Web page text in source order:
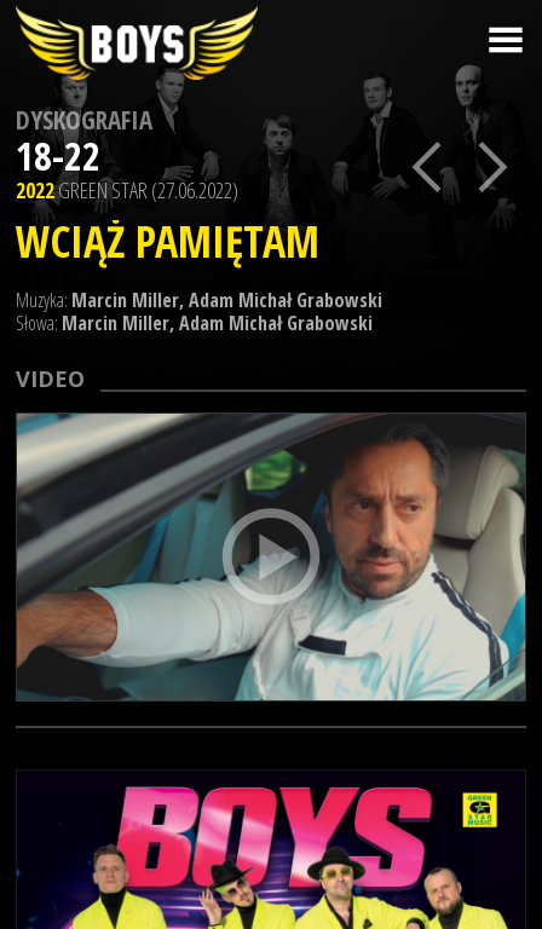
DYSKOGRAFIA
18-22
2022GREEN STAR (27.06.2022)
WCIĄŻ PAMIĘTAM
Muzyka: Marcin Miller, Adam Michał Grabowski
Słowa: Marcin Miller, Adam Michał Grabowski
VIDEO